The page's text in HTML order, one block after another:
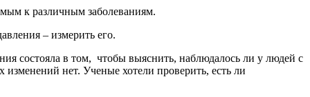
к различным заболеваниям.
– измерить его.
состояла в том, чтобы выяснить, наблюдалось ли у людей с
нет. Ученые хотели проверить, есть ли